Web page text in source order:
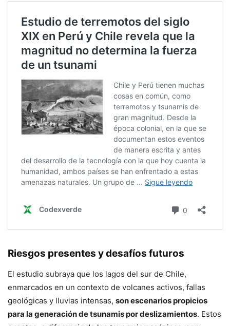
Riesgos presentes y desafíos futuros
El estudio subraya que los lagos del sur de Chile,
enmarcados en un contexto de volcanes activos, fallas
geológicas y lluvias intensas, son escenarios propicios
para la generación de tsunamis por deslizamientos. Estos